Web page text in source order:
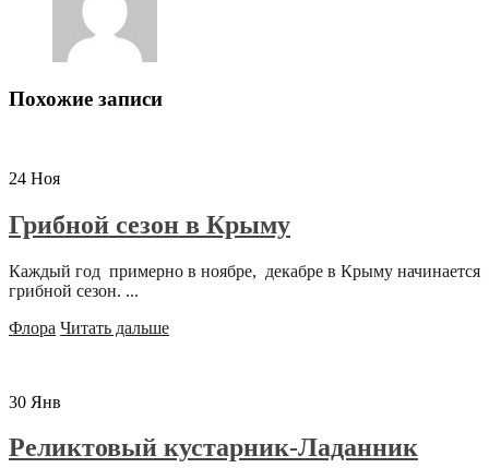
Похожие записи
24 Ноя
Грибной сезон в Крыму
Каждый год примерно в ноябре, декабре в Крыму начинается
грибной сезон. ...
Флора Читать дальше
30 Янв
Реликтовый кустарник-Ладанник